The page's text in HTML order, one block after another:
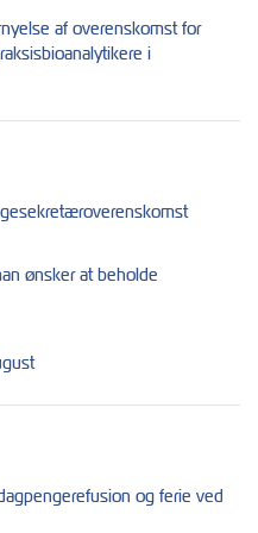
af overenskomst for
i
ønsker at beholde
og ferie ved